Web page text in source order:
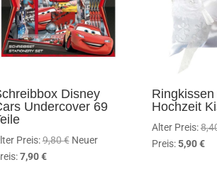
Disney
Undercover 69
Preis:9,80€ Ursprünglicher
Neuer
7,90€Aktueller
Hochzeit
Alter Preis:
Preis: 5,90€